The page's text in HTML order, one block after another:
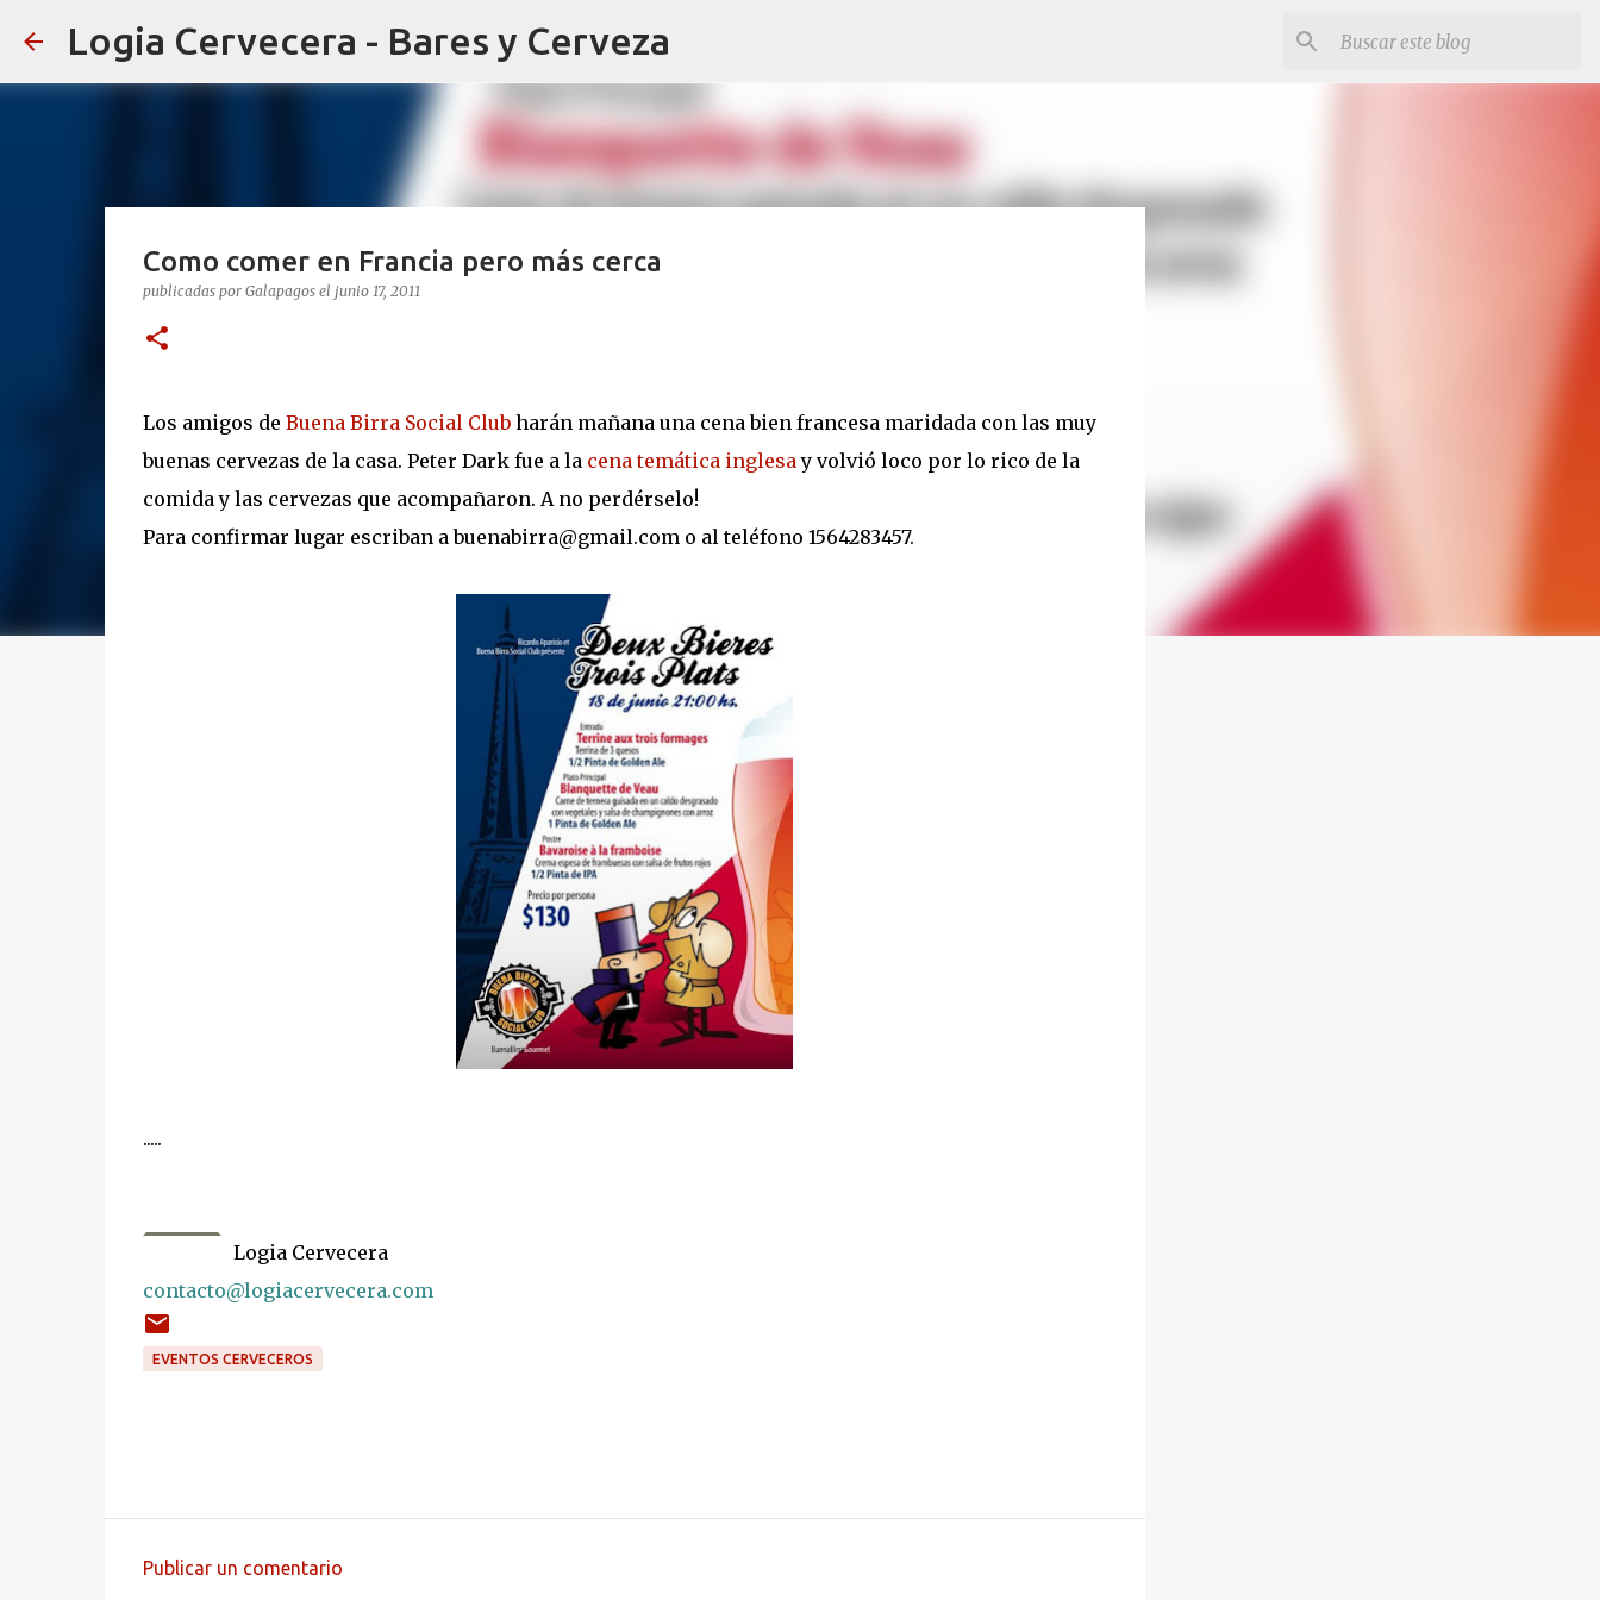
Logia Cervecera - Bares y Cerveza
Como comer en Francia pero más cerca
publicadas por Galapagos el junio 17, 2011
Los amigos de Buena Birra Social Club harán mañana una cena bien francesa maridada con las muy
buenas cervezas de la casa. Peter Dark fue a la cena temática inglesay volvió loco por lo rico de la
comida y las cervezas que acompañaron. A no perdérselo!
Para confirmar lugar escriban a buenabirra@gmail.com o al teléfono 1564283457.
.....
Logia Cervecera
contacto@logiacervecera.com
EVENTOS CERVECEROS
Publicar un comentario